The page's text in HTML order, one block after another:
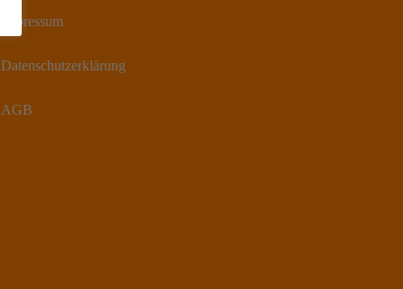
Impressum
Datenschutzerklärung
AGB